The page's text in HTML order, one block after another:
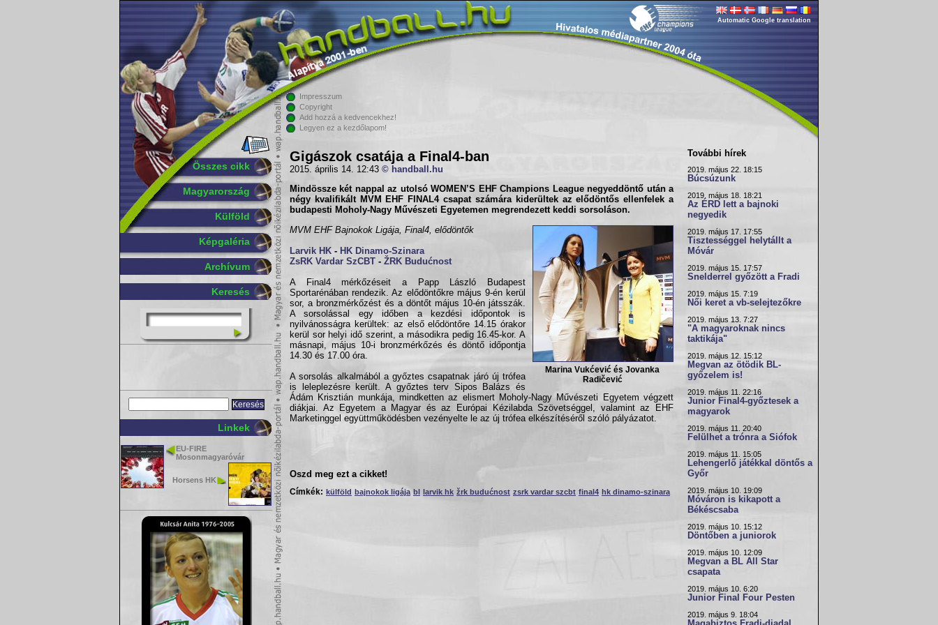
Összes cikk
Magyarország
Külföld
Képgaléria
Archívum
Keresés
Linkek
EU-FIRE
Mosonmagyaróvár
Horsens HK
Automatic Google translation
Impresszum
Copyright
Add hozzá a kedvencekhez!
Legyen ez a kezdőlapom!
Gigászok csatája a Final4-ban
2015. április 14. 12:43 © handball.hu
Mindössze két nappal az utolsó WOMEN’S EHF Champions League negyeddöntő után a
négy kvalifikált MVM EHF FINAL4 csapat számára kiderültek az elődöntős ellenfelek a
budapesti Moholy-Nagy Művészeti Egyetemen megrendezett keddi sorsoláson.
Marina Vukćević és Jovanka
Radičević
MVM EHF Bajnokok Ligája, Final4, elődöntők
Larvik HK - HK Dinamo-Szinara
ZsRK Vardar SzCBT - ŽRK Budućnost
A Final4 mérkőzéseit a Papp László Budapest
Sportarénában rendezik. Az elődöntőkre május 9-én kerül
sor, a bronzmérkőzést és a döntőt május 10-én játsszák.
A sorsolással egy időben a kezdési időpontok is
nyilvánosságra kerültek: az első elődöntőre 14.15 órakor
kerül sor helyi idő szerint, a másodikra pedig 16.45-kor. A
másnapi, május 10-i bronzmérkőzés és döntő időpontja
14.30 és 17.00 óra.
A sorsolás alkalmából a győztes csapatnak járó új trófea
is leleplezésre került. A győztes terv Sipos Balázs és
Ádám Krisztián munkája, mindketten az elismert Moholy-Nagy Művészeti Egyetem végzett
diákjai. Az Egyetem a Magyar és az Európai Kézilabda Szövetséggel, valamint az EHF
Marketinggel együttműködésben vezényelte le az új trófea elkészítéséről szóló pályázatot.
Oszd meg ezt a cikket!
Címkék: külföld bajnokok ligája bl larvik hk žrk budućnost zsrk vardar szcbt final4 hk dinamo-szinara
További hírek
2019. május 22. 18:15
Búcsúzunk
2019. május 18. 18:21
Az ÉRD lett a bajnoki
negyedik
2019. május 17. 17:55
Tisztességgel helytállt a
Móvár
2019. május 15. 17:57
Snelderrel győzött a Fradi
2019. május 15. 7:19
Női keret a vb-selejtezőkre
2019. május 13. 7:27
"A magyaroknak nincs
taktikája"
2019. május 12. 15:12
Megvan az ötödik BL-
győzelem is!
2019. május 11. 22:16
Junior Final4-győztesek a
magyarok
2019. május 11. 20:40
Felülhet a trónra a Siófok
2019. május 11. 15:05
Lehengerlő játékkal döntős a
Győr
2019. május 10. 19:09
Móváron is kikapott a
Békéscsaba
2019. május 10. 15:12
Döntőben a juniorok
2019. május 10. 12:09
Megvan a BL All Star
csapata
2019. május 10. 6:20
Junior Final Four Pesten
2019. május 9. 18:04